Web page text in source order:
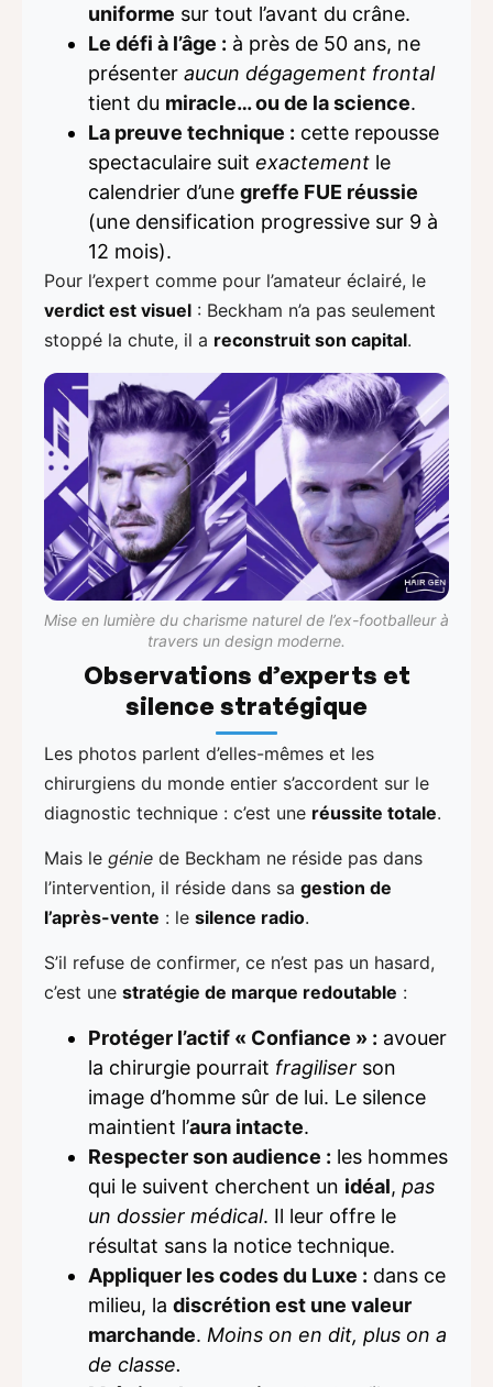
uniforme sur tout l’avant du crâne.
Le défi à l’âge : à près de 50 ans, ne
présenter aucun dégagement frontal
tient du miracle… ou de la science.
La preuve technique : cette repousse
spectaculaire suit exactement le
calendrier d’une greffe FUE réussie
(une densification progressive sur 9 à
12 mois).
Pour l’expert comme pour l’amateur éclairé, le
verdict est visuel : Beckham n’a pas seulement
stoppé la chute, il a reconstruit son capital.
Mise en lumière du charisme naturel de l’ex-footballeur à
travers un design moderne.
Observations d’experts et
silence stratégique
Les photos parlent d’elles-mêmes et les
chirurgiens du monde entier s’accordent sur le
diagnostic technique : c’est une réussite totale.
Mais le génie de Beckham ne réside pas dans
l’intervention, il réside dans sa gestion de
l’après-vente : le silence radio.
S’il refuse de confirmer, ce n’est pas un hasard,
c’est une stratégie de marque redoutable :
Protéger l’actif « Confiance » : avouer
la chirurgie pourrait fragiliser son
image d’homme sûr de lui. Le silence
maintient l’aura intacte.
Respecter son audience : les hommes
qui le suivent cherchent un idéal, pas
un dossier médical. Il leur offre le
résultat sans la notice technique.
Appliquer les codes du Luxe : dans ce
milieu, la discrétion est une valeur
marchande. Moins on en dit, plus on a
de classe.